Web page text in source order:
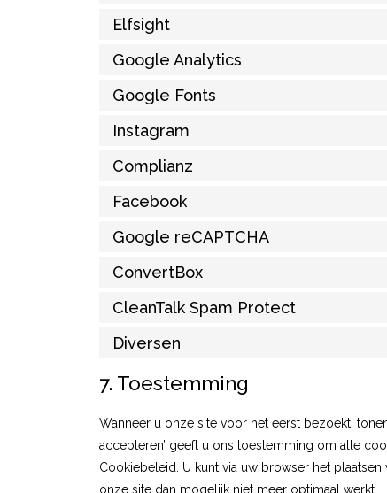
Elfsight
Google Analytics
Google Fonts
Instagram
Complianz
Facebook
Google reCAPTCHA
ConvertBox
CleanTalk Spam Protect
Diversen
7. Toestemming
Wanneer u onze site voor het eerst bezoekt,
accepteren’ geeft u ons toestemming om alle
Cookiebeleid. U kunt via uw browser het
onze site dan mogelijk niet meer optimaal werkt.